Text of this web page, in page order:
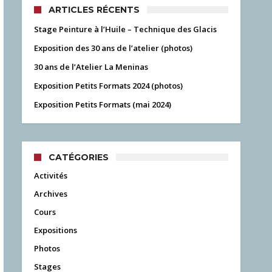
ARTICLES RÉCENTS
Stage Peinture à l’Huile – Technique des Glacis
Exposition des 30 ans de l’atelier (photos)
30 ans de l’Atelier La Meninas
Exposition Petits Formats 2024 (photos)
Exposition Petits Formats (mai 2024)
CATÉGORIES
Activités
Archives
Cours
Expositions
Photos
Stages